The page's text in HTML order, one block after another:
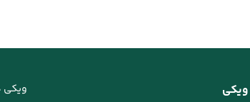
ویکی ویکی